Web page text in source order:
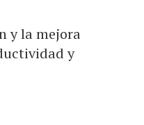
y la mejora
y